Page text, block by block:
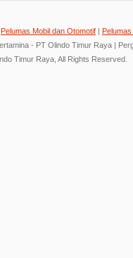
Pelumas Mobil dan Otomotif |
- PT Olindo Timur Raya |
Timur Raya, All Rights Reserved.